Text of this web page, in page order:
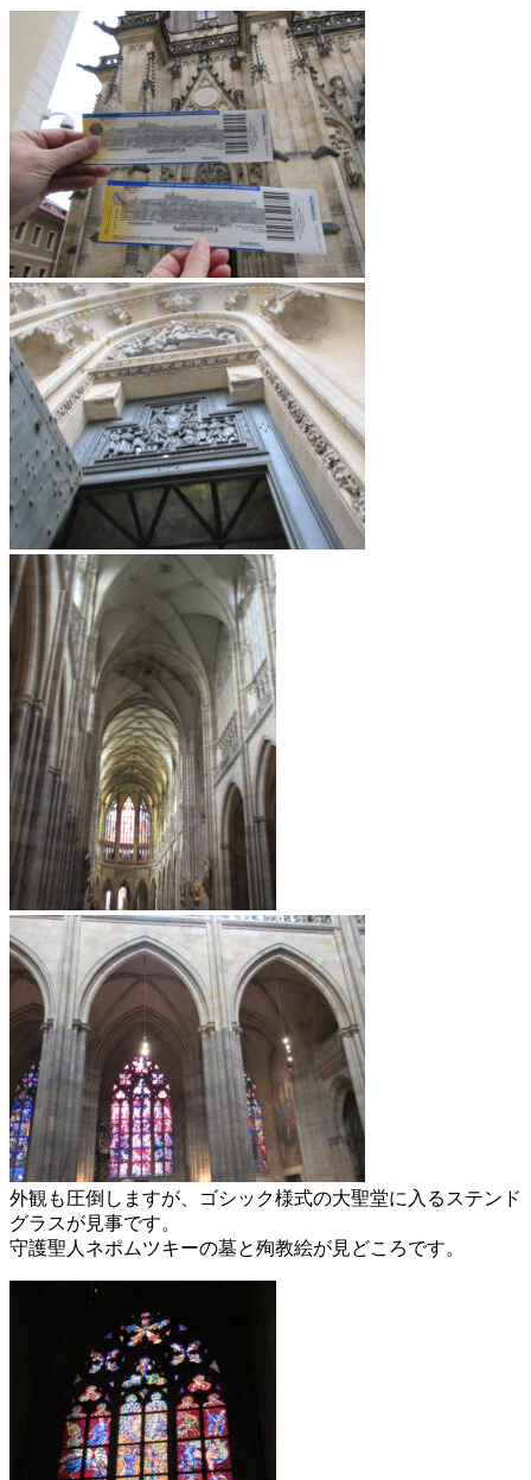
外観も圧倒しますが、ゴシック様式の大聖堂に入るステンド
グラスが見事です。
守護聖人ネポムツキーの墓と殉教絵が見どころです。